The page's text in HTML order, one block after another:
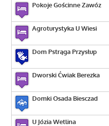
Pokoje Gościnne Zawóz
Agroturystyka U Wiesi
Dom Pstrąga Przysłup
Dworski Ćwiak Berezka
Domki Osada Biesczad
U Józia Wetlina